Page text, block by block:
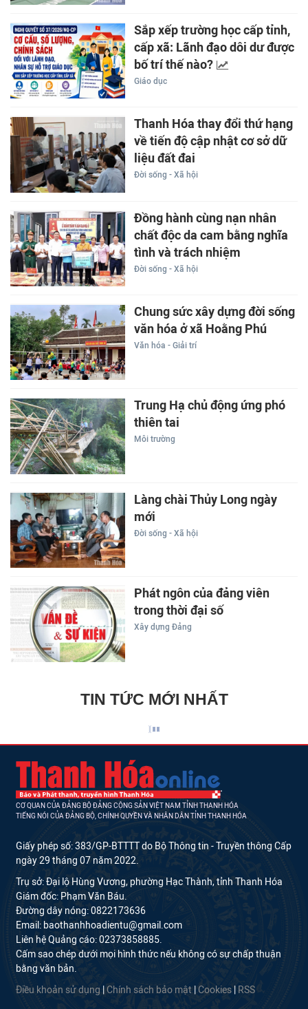
Sắp xếp trường học cấp tỉnh,
cấp xã: Lãnh đạo dôi dư được
bố trí thế nào?
Giáo dục
Thanh Hóa thay đổi thứ hạng
về tiến độ cập nhật cơ sở dữ
liệu đất đai
Đời sống - Xã hội
Đồng hành cùng nạn nhân
chất độc da cam bằng nghĩa
tình và trách nhiệm
Đời sống - Xã hội
Chung sức xây dựng đời sống
văn hóa ở xã Hoằng Phú
Văn hóa - Giải trí
Trung Hạ chủ động ứng phó
thiên tai
Môi trường
Làng chài Thủy Long ngày
mới
Đời sống - Xã hội
Phát ngôn của đảng viên
trong thời đại số
Xây dựng Đảng
TIN TỨC MỚI NHẤT
CƠ QUAN CỦA ĐẢNG BỘ ĐẢNG CỘNG SẢN VIỆT NAM TỈNH THANH HÓA
TIẾNG NÓI CỦA ĐẢNG BỘ, CHÍNH QUYỀN VÀ NHÂN DÂN TỈNH THANH HÓA
Giấy phép số: 383/GP-BTTTT do Bộ Thông tin - Truyền thông Cấp
ngày 29 tháng 07 năm 2022.
Trụ sở: Đại lộ Hùng Vương, phường Hạc Thành, tỉnh Thanh Hóa
Giám đốc: Phạm Văn Báu.
Đường dây nóng: 0822173636
Email: baothanhhoadientu@gmail.com
Liên hệ Quảng cáo: 02373858885.
Cấm sao chép dưới mọi hình thức nếu không có sự chấp thuận
bằng văn bản.
Điều khoản sử dụng Chính sách bảo mật Cookies RSS